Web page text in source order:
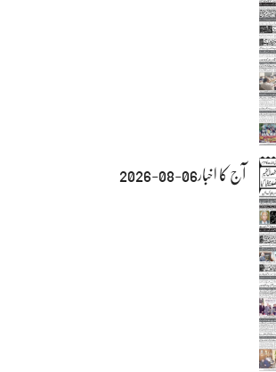
آج کا اخبار06-08-2026